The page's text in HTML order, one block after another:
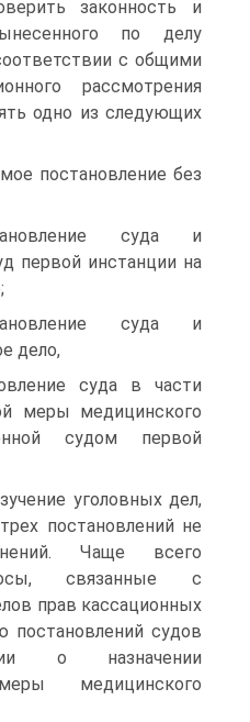
законность и
по делу
с общими
рассмотрения
одно из следующих
постановление без
суда и
первой инстанции на
суда и
дело,
суда в части
меры медицинского
судом первой
уголовных дел,
постановлений не
Чаще всего
связанные с
прав кассационных
постановлений судов
о назначении
медицинского